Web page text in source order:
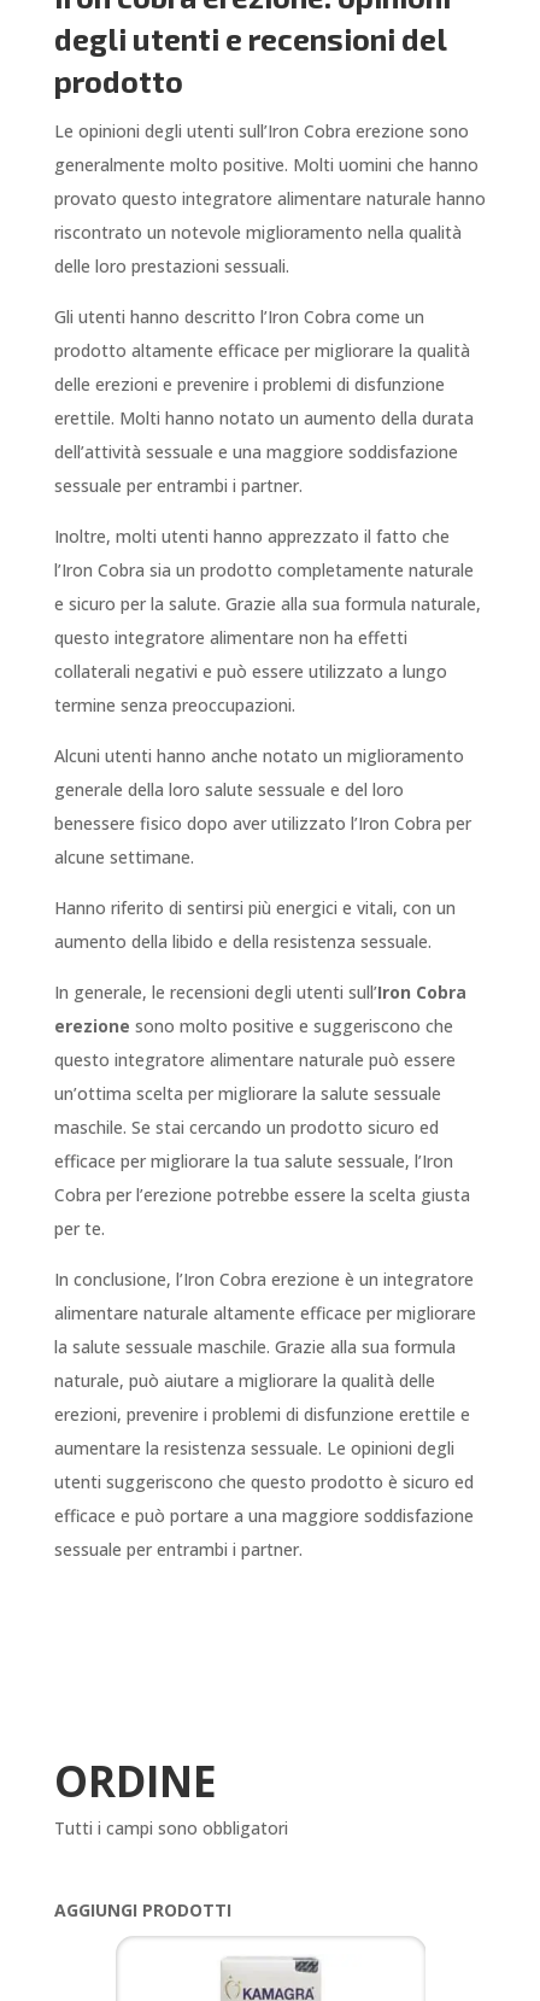
degli utenti e recensioni del
prodotto
Le opinioni degli utenti sull’Iron Cobra erezione sono
generalmente molto positive. Molti uomini che hanno
provato questo integratore alimentare naturale hanno
riscontrato un notevole miglioramento nella qualità
delle loro prestazioni sessuali.
Gli utenti hanno descritto l’Iron Cobra come un
prodotto altamente efficace per migliorare la qualità
delle erezioni e prevenire i problemi di disfunzione
erettile. Molti hanno notato un aumento della durata
dell’attività sessuale e una maggiore soddisfazione
sessuale per entrambi i partner.
Inoltre, molti utenti hanno apprezzato il fatto che
l’Iron Cobra sia un prodotto completamente naturale
e sicuro per la salute. Grazie alla sua formula naturale,
questo integratore alimentare non ha effetti
collaterali negativi e può essere utilizzato a lungo
termine senza preoccupazioni.
Alcuni utenti hanno anche notato un miglioramento
generale della loro salute sessuale e del loro
benessere fisico dopo aver utilizzato l’Iron Cobra per
alcune settimane.
Hanno riferito di sentirsi più energici e vitali, con un
aumento della libido e della resistenza sessuale.
In generale, le recensioni degli utenti sull’Iron Cobra
erezione sono molto positive e suggeriscono che
questo integratore alimentare naturale può essere
un’ottima scelta per migliorare la salute sessuale
maschile. Se stai cercando un prodotto sicuro ed
efficace per migliorare la tua salute sessuale, l’Iron
Cobra per l’erezione potrebbe essere la scelta giusta
per te.
In conclusione, l’Iron Cobra erezione è un integratore
alimentare naturale altamente efficace per migliorare
la salute sessuale maschile. Grazie alla sua formula
naturale, può aiutare a migliorare la qualità delle
erezioni, prevenire i problemi di disfunzione erettile e
aumentare la resistenza sessuale. Le opinioni degli
utenti suggeriscono che questo prodotto è sicuro ed
efficace e può portare a una maggiore soddisfazione
sessuale per entrambi i partner.
ORDINE
Tutti i campi sono obbligatori
AGGIUNGI PRODOTTI